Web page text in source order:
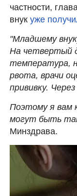
частности,
внук уже
"Младшему
На четвертый
температура,
рвота, врачи
прививку.
Поэтому я вам
могут быть
Минздрава.